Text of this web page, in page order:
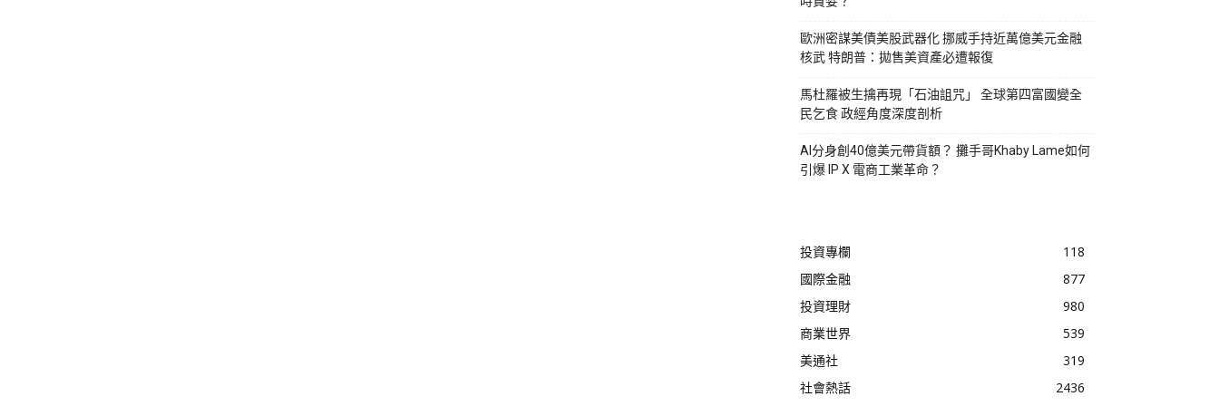
歐洲密謀美債美股武器化 挪威手持近萬億美元金融
核武 特朗普：拋售美資產必遭報復
馬杜羅被生擒再現「石油詛咒」 全球第四富國變全
民乞食 政經角度深度剖析
AI分身創40億美元帶貨額？ 攤手哥Khaby Lame如何
引爆 IP X 電商工業革命？
投資專欄
118
國際金融
877
投資理財
980
商業世界
539
美通社
319
社會熱話
2436